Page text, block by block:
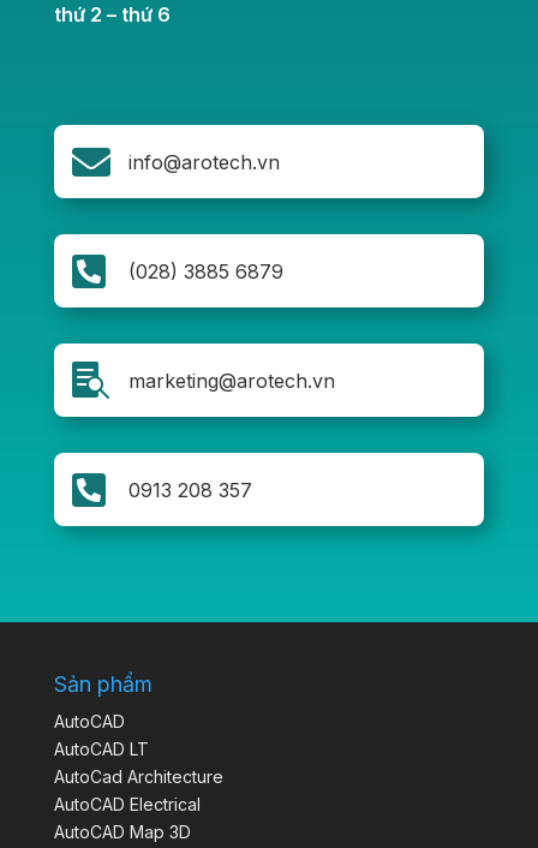
thứ 2 – thứ 6
 info@arotech.vn
 (028) 3885 6879
 marketing@arotech.vn
 0913 208 357
Sản phẩm
AutoCAD
AutoCAD LT
AutoCad Architecture
AutoCAD Electrical
AutoCAD Map 3D